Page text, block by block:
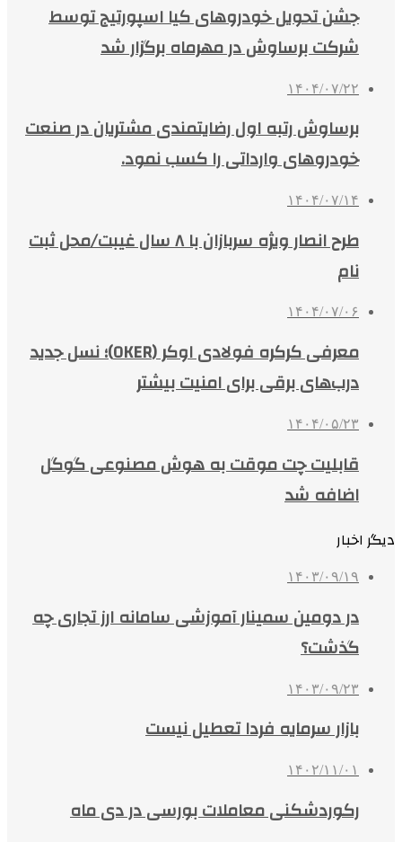
جشن تحویل خودروهای کیا اسپورتیج توسط
شرکت برساوش در مهرماه برگزار شد
۱۴۰۴/۰۷/۲۲
برساوش رتبه اول رضایتمندی مشتریان در صنعت
خودروهای وارداتی را کسب نمود.
۱۴۰۴/۰۷/۱۴
طرح انصار ویژه سربازان با ۸ سال غیبت/محل ثبت
نام
۱۴۰۴/۰۷/۰۶
معرفی کرکره فولادی اوکر (OKER)؛ نسل جدید
درب‌های برقی برای امنیت بیشتر
۱۴۰۴/۰۵/۲۳
قابلیت چت موقت به هوش مصنوعی گوگل
اضافه شد
دیگر اخبار
۱۴۰۳/۰۹/۱۹
در دومین سمینار آموزشی سامانه ارز تجاری چه
گذشت؟
۱۴۰۳/۰۹/۲۳
بازار سرمایه فردا تعطیل نیست
۱۴۰۲/۱۱/۰۱
رکوردشکنی معاملات بورسی در دی ماه